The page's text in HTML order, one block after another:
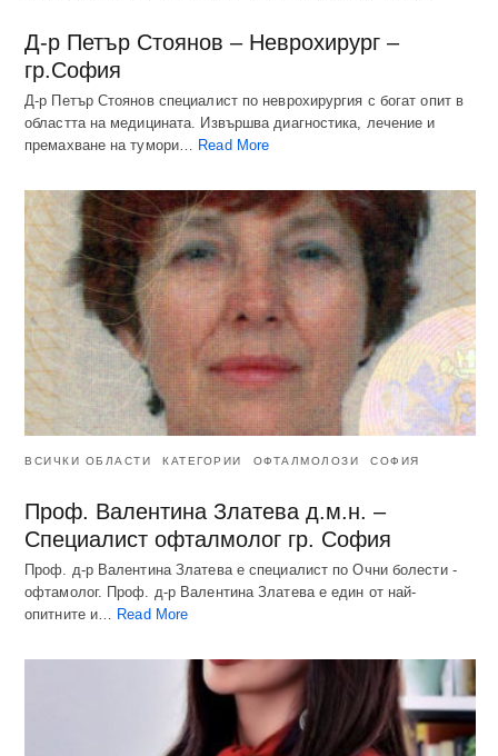
Д-р Петър Стоянов – Неврохирург –
гр.София
Д-р Петър Стоянов специалист по неврохирургия с богат опит в
областта на медицината. Извършва диагностика, лечение и
премахване на тумори… Read More
ВСИЧКИ ОБЛАСТИ КАТЕГОРИИ ОФТАЛМОЛОЗИ СОФИЯ
Проф. Валентина Златева д.м.н. –
Специалист офталмолог гр. София
Проф. д-р Валентина Златева е специалист по Очни болести -
офтамолог. Проф. д-р Валентина Златева е един от най-
опитните и… Read More